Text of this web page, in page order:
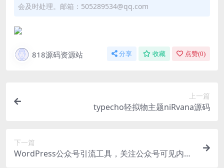
会及时处理。邮箱：505289534@qq.com
818源码资源站 分享 收藏 点赞(0)
上一篇
typecho轻拟物主题niRvana源码
下一篇
WordPress公众号引流工具，关注公众号可见内容